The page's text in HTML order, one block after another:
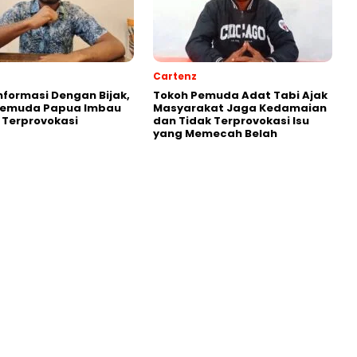
Dengan Bijak,
Papua Imbau
Cartenz
Tokoh Pemuda Adat Tabi Ajak
Masyarakat Jaga Kedamaian
dan Tidak Terprovokasi Isu
yang Memecah Belah